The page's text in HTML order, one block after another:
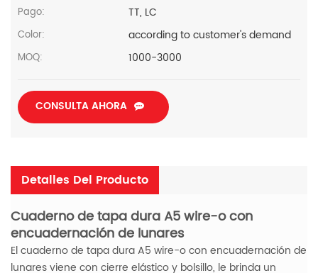
Pago: TT, LC
Color: according to customer's demand
MOQ: 1000-3000
CONSULTA AHORA
Detalles Del Producto
Cuaderno de tapa dura A5 wire-o con
encuadernación de lunares
El cuaderno de tapa dura A5 wire-o con encuadernación de
lunares viene con cierre elástico y bolsillo, le brinda un